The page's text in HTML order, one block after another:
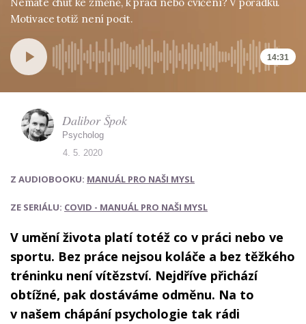
Motivace totiž není pocit.
14:31
Z AUDIOBOOKU: MANUÁL PRO NAŠI MYSL
ZE SERIÁLU: COVID - MANUÁL PRO NAŠI MYSL
V umění života platí totéž co v práci nebo ve
sportu. Bez práce nejsou koláče a bez těžkého
tréninku není vítězství. Nejdříve přichází
obtížné, pak dostáváme odměnu. Na to
v našem chápání psychologie tak rádi
Dalibor Špok
Psycholog
4. 5. 2020